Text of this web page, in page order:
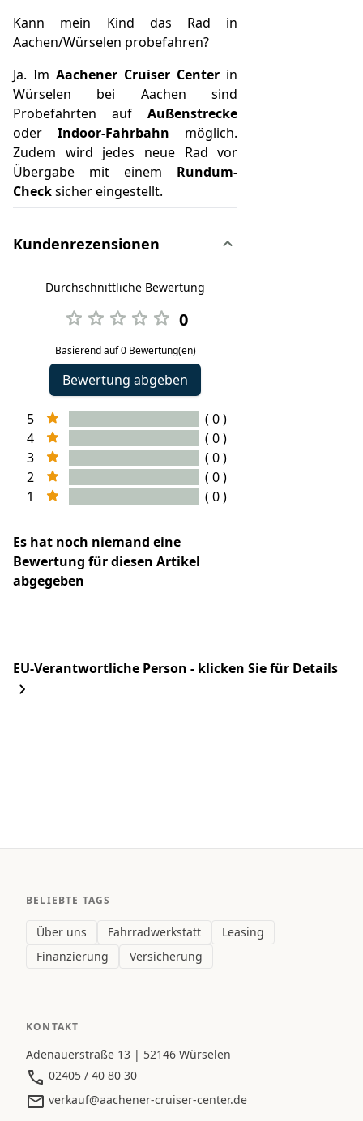
Kann mein Kind das Rad in
Aachen/Würselen probefahren?
Ja. ImAachener Cruiser Center in
Würselen bei Aachen sind
Probefahrten aufAußenstrecke
oderIndoor-Fahrbahn möglich.
Zudem wird jedes neue Rad vor
Übergabe mit einem Rundum-
Checksicher eingestellt.
Kundenrezensionen
Durchschnittliche Bewertung
0
Basierend auf 0 Bewertung(en)
Bewertung abgeben
5
( 0 )
4
( 0 )
3
( 0 )
2
( 0 )
1
( 0 )
Es hat noch niemand eine
Bewertung für diesen Artikel
abgegeben
EU-Verantwortliche Person - klicken Sie für Details
BELIEBTE TAGS
Über uns Fahrradwerkstatt
Leasing
Finanzierung
Versicherung
KONTAKT
Adenauerstraße 13 | 52146 Würselen
02405 / 40 80 30
verkauf@aachener-cruiser-center.de